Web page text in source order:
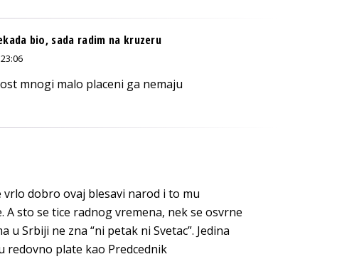
bio, sada radim na kruzeru
mnogi malo placeni ga nemaju
dobro ovaj blesavi narod i to mu
A sto se tice radnog vremena, nek se osvrne
u Srbiji ne zna “ni petak ni Svetac”. Jedina
redovno plate kao Predcednik